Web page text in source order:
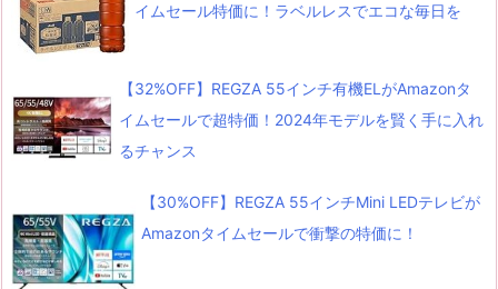
イムセール特価に！ラベルレスでエコな毎日を
【32%OFF】REGZA 55インチ有機ELがAmazonタ
イムセールで超特価！2024年モデルを賢く手に入れ
るチャンス
【30%OFF】REGZA 55インチMini LEDテレビが
Amazonタイムセールで衝撃の特価に！